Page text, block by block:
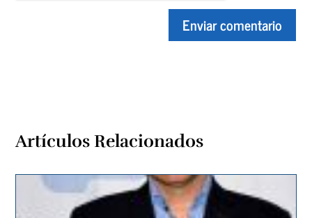
Artículos Relacionados